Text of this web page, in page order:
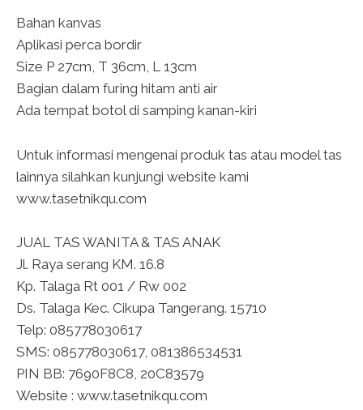
Bahan kanvas
Aplikasi perca bordir
Size P 27cm, T 36cm, L 13cm
Bagian dalam furing hitam anti air
Ada tempat botol di samping kanan-kiri
Untuk informasi mengenai produk tas atau model tas
lainnya silahkan kunjungi website kami
www.tasetnikqu.com
JUAL TAS WANITA & TAS ANAK
Jl. Raya serang KM. 16.8
Kp. Talaga Rt 001 / Rw 002
Ds. Talaga Kec. Cikupa Tangerang. 15710
Telp: 085778030617
SMS: 085778030617, 081386534531
PIN BB: 7690F8C8, 20C83579
Website : www.tasetnikqu.com